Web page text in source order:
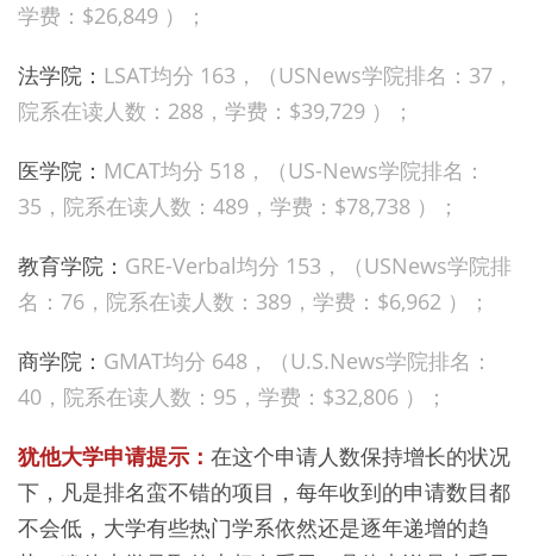
学费： $26,849 ）；
法学院： LSAT均分 163，（USNews学院排名： 37，
院系在读人数： 288，学费： $39,729 ）；
医学院： MCAT均分 518，（US-News学院排名：
35，院系在读人数： 489，学费： $78,738 ）；
教育学院： GRE-Verbal均分 153，（USNews学院排
名： 76，院系在读人数： 389，学费： $6,962 ）；
商学院： GMAT均分 648，（U.S.News学院排名：
40，院系在读人数： 95，学费： $32,806 ）；
犹他大学申请提示： 在这个申请人数保持增长的状况
下，凡是排名蛮不错的项目，每年收到的申请数目都
不会低，大学有些热门学系依然还是逐年递增的趋